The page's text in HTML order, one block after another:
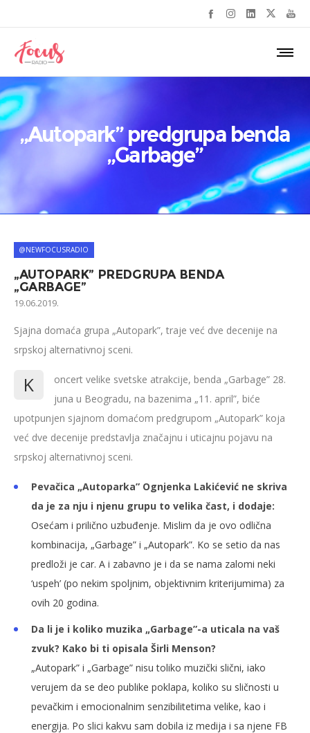
„Autopark” predgrupa benda
„Garbage”
@NEWFOCUSRADIO
„AUTOPARK” PREDGRUPA BENDA
„GARBAGE”
19.06.2019.
Sjajna domaća grupa „Autopark”, traje već dve decenije na
srpskoj alternativnoj sceni.
K
oncert velike svetske atrakcije, benda „Garbage” 28.
juna u Beogradu, na bazenima „11. april”, biće
upotpunjen sjajnom domaćom predgrupom „Autopark” koja
već dve decenije predstavlja značajnu i uticajnu pojavu na
srpskoj alternativnoj sceni.
Pevačica „Autoparka” Ognjenka Lakićević ne skriva
da je za nju i njenu grupu to velika čast, i dodaje:
Osećam i prilično uzbuđenje. Mislim da je ovo odlična
kombinacija, „Garbage” i „Autopark”. Ko se setio da nas
predloži je car. A i zabavno je i da se nama zalomi neki
‘uspeh’ (po nekim spoljnim, objektivnim kriterijumima) za
ovih 20 godina.
Da li je i koliko muzika „Garbage”-a uticala na vaš
zvuk? Kako bi ti opisala Širli Menson?
„Autopark” i „Garbage” nisu toliko muzički slični, iako
verujem da se deo publike poklapa, koliko su sličnosti u
pevačkim i emocionalnim senzibilitetima velike, kao i
energija. Po slici kakvu sam dobila iz medija i sa njene FB